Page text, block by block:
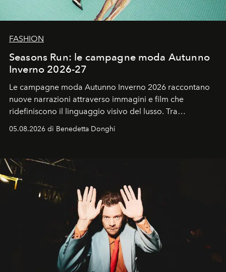
FASHION
Seasons Run: le campagne moda Autunno
Inverno 2026-27
Le campagne moda Autunno Inverno 2026 raccontano
nuove narrazioni attraverso immagini e film che
ridefiniscono il linguaggio visivo del lusso. Tra
protagonisti del cinema, volti della cultura
contemporanea e storytelling d'autore, le maison
di esprimere identità, visione e desiderio.
05.08.2026 di Benedetta Donghi